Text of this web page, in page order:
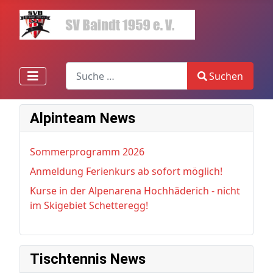
Search
Type 2 or more characters for results.
Suchen
Alpinteam News
Sommerprogramm 2026
Anmeldung Ferienkurs ab sofort möglich!
Kurse in der Alpenarena Hochhäderich - nicht
im Skigebiet Schetteregg!
Tischtennis News